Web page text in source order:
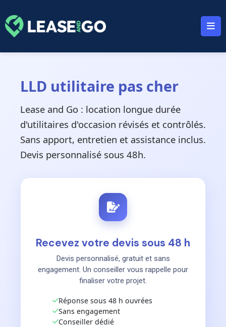
LLD utilitaire pas cher
Lease and Go : location longue durée
d'utilitaires d'occasion révisés et contrôlés.
Sans apport, entretien et assistance inclus.
Devis personnalisé sous 48h.
Recevez votre devis sous 48 h
Devis personnalisé, gratuit et sans
engagement. Un conseiller vous rappelle pour
finaliser votre projet.
Réponse sous 48 h ouvrées
Sans engagement
Conseiller dédié